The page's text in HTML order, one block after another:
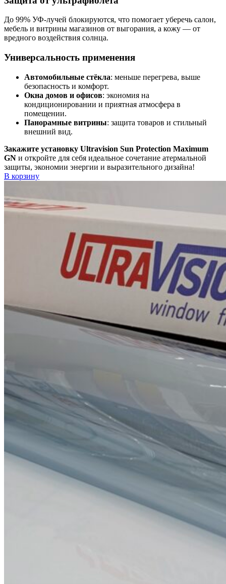
До 99% УФ-лучей блокируются, что помогает уберечь салон,
мебель и витрины магазинов от выгорания, а кожу — от
вредного воздействия солнца.
Универсальность применения
Автомобильные стёкла: меньше перегрева, выше
безопасность и комфорт.
Окна домов и офисов: экономия на
кондиционировании и приятная атмосфера в
помещении.
Панорамные витрины: защита товаров и стильный
внешний вид.
Закажите установку Ultravision Sun Protection Maximum
GN и откройте для себя идеальное сочетание атермальной
защиты, экономии энергии и выразительного дизайна!
В корзину